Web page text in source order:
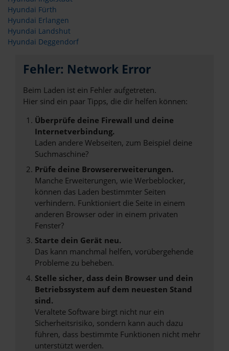
Hyundai Fürth
Hyundai Erlangen
Hyundai Landshut
Hyundai Deggendorf
Fehler: Network Error
Beim Laden ist ein Fehler aufgetreten.
Hier sind ein paar Tipps, die dir helfen können:
Überprüfe deine Firewall und deine
Internetverbindung.
Laden andere Webseiten, zum Beispiel deine
Suchmaschine?
Prüfe deine Browsererweiterungen.
Manche Erweiterungen, wie Werbeblocker,
können das Laden bestimmter Seiten
verhindern. Funktioniert die Seite in einem
anderen Browser oder in einem privaten
Fenster?
Starte dein Gerät neu.
Das kann manchmal helfen, vorübergehende
Probleme zu beheben.
Stelle sicher, dass dein Browser und dein
Betriebssystem auf dem neuesten Stand
sind.
Veraltete Software birgt nicht nur ein
Sicherheitsrisiko, sondern kann auch dazu
führen, dass bestimmte Funktionen nicht mehr
unterstützt werden.